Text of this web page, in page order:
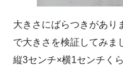
大きさにばらつきがあり
で大きさを検証してみま
縦3センチ×横1センチくら